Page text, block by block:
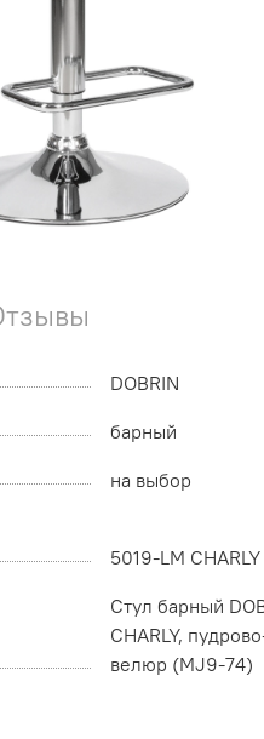
DOBRIN
барный
на выбор
5019-LM CHARLY
Стул барный
CHARLY,
велюр (MJ9-74)